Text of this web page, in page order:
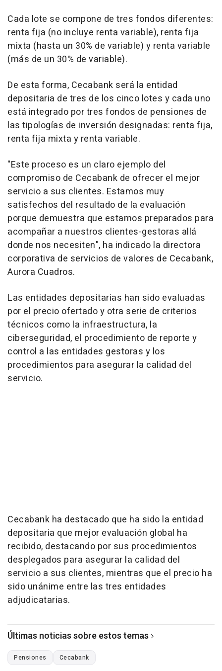
Cada lote se compone de tres fondos diferentes:
renta fija (no incluye renta variable), renta fija
mixta (hasta un 30% de variable) y renta variable
(más de un 30% de variable).
De esta forma, Cecabank será la entidad
depositaria de tres de los cinco lotes y cada uno
está integrado por tres fondos de pensiones de
las tipologías de inversión designadas: renta fija,
renta fija mixta y renta variable.
"Este proceso es un claro ejemplo del
compromiso de Cecabank de ofrecer el mejor
servicio a sus clientes. Estamos muy
satisfechos del resultado de la evaluación
porque demuestra que estamos preparados para
acompañar a nuestros clientes-gestoras allá
donde nos necesiten", ha indicado la directora
corporativa de servicios de valores de Cecabank,
Aurora Cuadros.
Las entidades depositarias han sido evaluadas
por el precio ofertado y otra serie de criterios
técnicos como la infraestructura, la
ciberseguridad, el procedimiento de reporte y
control a las entidades gestoras y los
procedimientos para asegurar la calidad del
servicio.
Cecabank ha destacado que ha sido la entidad
depositaria que mejor evaluación global ha
recibido, destacando por sus procedimientos
desplegados para asegurar la calidad del
servicio a sus clientes, mientras que el precio ha
sido unánime entre las tres entidades
adjudicatarias.
Últimas noticias sobre estos temas
Pensiones Cecabank